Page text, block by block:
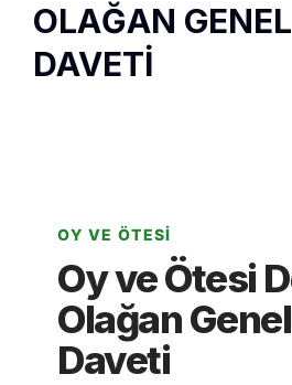
OLAĞAN
DAVETİ
OY VE ÖTESI
Oy ve Ötesi
Olağan
Daveti